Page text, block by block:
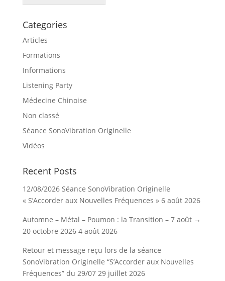
Categories
Articles
Formations
Informations
Listening Party
Médecine Chinoise
Non classé
Séance SonoVibration Originelle
Vidéos
Recent Posts
12/08/2026 Séance SonoVibration Originelle
« S’Accorder aux Nouvelles Fréquences » 6 août 2026
Automne – Métal – Poumon : la Transition – 7 août →
20 octobre 2026 4 août 2026
Retour et message reçu lors de la séance
SonoVibration Originelle “S’Accorder aux Nouvelles
Fréquences” du 29/07 29 juillet 2026